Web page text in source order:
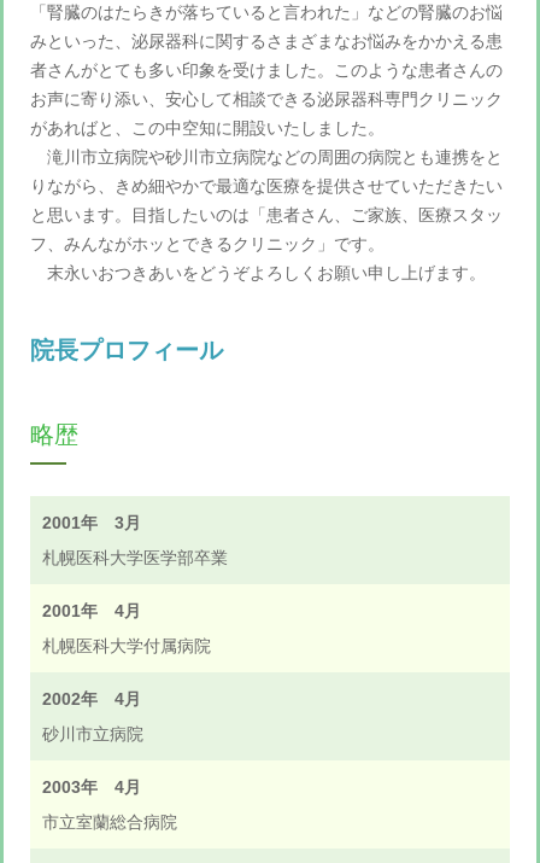
「腎臓のはたらきが落ちていると言われた」などの腎臓のお悩
みといった、泌尿器科に関するさまざまなお悩みをかかえる患
者さんがとても多い印象を受けました。このような患者さんの
お声に寄り添い、安心して相談できる泌尿器科専門クリニック
があればと、この中空知に開設いたしました。
滝川市立病院や砂川市立病院などの周囲の病院とも連携をと
りながら、きめ細やかで最適な医療を提供させていただきたい
と思います。目指したいのは「患者さん、ご家族、医療スタッ
フ、みんながホッとできるクリニック」です。
末永いおつきあいをどうぞよろしくお願い申し上げます。
院長プロフィール
略歴
2001年 3月
札幌医科大学医学部卒業
2001年 4月
札幌医科大学付属病院
2002年 4月
砂川市立病院
2003年 4月
市立室蘭総合病院